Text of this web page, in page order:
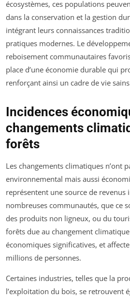
écosystèmes, ces populations
dans la conservation et la gestion
intégrant leurs connaissances
pratiques modernes. Le
reboisement communautaires
place d’une économie durable qui
renforçant ainsi un cadre de vie
Incidences
changements
forêts
Les changements climatiques n’ont
environnemental mais aussi
représentent une source de
nombreuses communautés, que ce
des produits non ligneux, ou du
forêts due au changement
économiques significatives, et
millions de personnes.
Certaines industries, telles que la
l’exploitation du bois, se retrouvent